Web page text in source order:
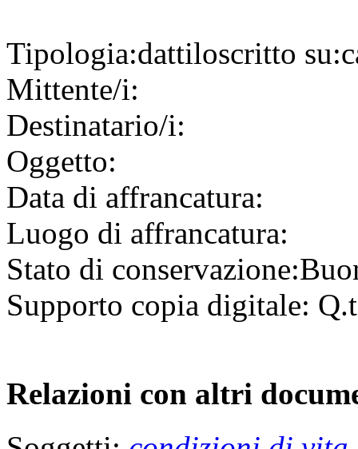
Tipologia:dattiloscritto su:
Mittente/i:
Destinatario/i:
Oggetto:
Data di affrancatura:
Luogo di affrancatura:
Stato di conservazione:
Supporto copia digitale:
Relazioni con altri